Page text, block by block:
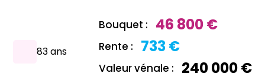
83 ans
Bouquet : 46 800 €
Rente : 733 €
Valeur vénale : 240 000 €